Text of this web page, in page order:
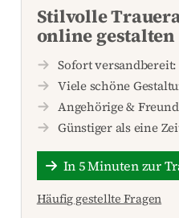
Stilvolle
online gestalten
Sofort
Viele schöne
Angehörige &
Günstiger als eine
In 5 Minuten zur
Häufig gestellte Fragen